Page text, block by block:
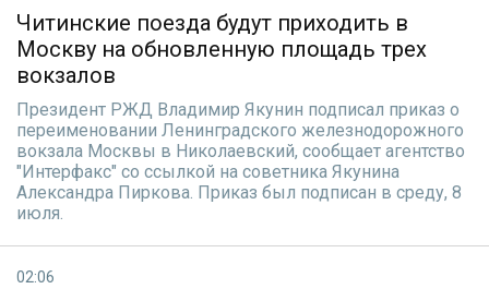
Читинские поезда будут приходить в
Москву на обновленную площадь трех
вокзалов
Президент РЖД Владимир Якунин подписал приказ о
переименовании Ленинградского железнодорожного
вокзала Москвы в Николаевский, сообщает агентство
"Интерфакс" со ссылкой на советника Якунина
Александра Пиркова. Приказ был подписан в среду, 8
июля.
02:06